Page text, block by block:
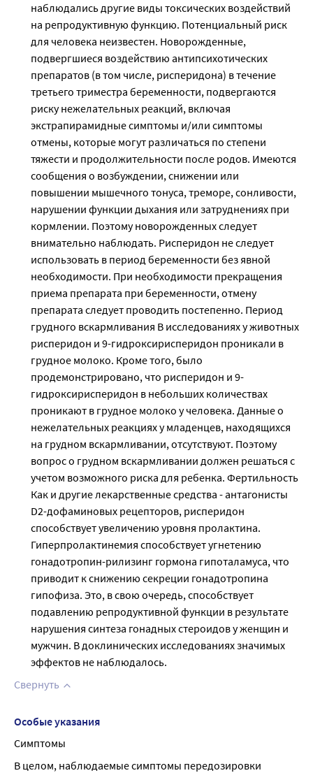
наблюдались другие виды токсических воздействий
на репродуктивную функцию. Потенциальный риск
для человека неизвестен. Новорожденные,
подвергшиеся воздействию антипсихотических
препаратов (в том числе, рисперидона) в течение
третьего триместра беременности, подвергаются
риску нежелательных реакций, включая
экстрапирамидные симптомы и/или симптомы
отмены, которые могут различаться по степени
тяжести и продолжительности после родов. Имеются
сообщения о возбуждении, снижении или
повышении мышечного тонуса, треморе, сонливости,
нарушении функции дыхания или затруднениях при
кормлении. Поэтому новорожденных следует
внимательно наблюдать. Рисперидон не следует
использовать в период беременности без явной
необходимости. При необходимости прекращения
приема препарата при беременности, отмену
препарата следует проводить постепенно. Период
грудного вскармливания В исследованиях у животных
рисперидон и 9-гидроксирисперидон проникали в
грудное молоко. Кроме того, было
продемонстрировано, что рисперидон и 9-
гидроксирисперидон в небольших количествах
проникают в грудное молоко у человека. Данные о
нежелательных реакциях у младенцев, находящихся
на грудном вскармливании, отсутствуют. Поэтому
вопрос о грудном вскармливании должен решаться с
учетом возможного риска для ребенка. Фертильность
Как и другие лекарственные средства - антагонисты
D2-дофаминовых рецепторов, рисперидон
способствует увеличению уровня пролактина.
Гиперпролактинемия способствует угнетению
гонадотропин-рилизинг гормона гипоталамуса, что
приводит к снижению секреции гонадотропина
гипофиза. Это, в свою очередь, способствует
подавлению репродуктивной функции в результате
нарушения синтеза гонадных стероидов у женщин и
мужчин. В доклинических исследованиях значимых
эффектов не наблюдалось.
Свернуть
Особые указания
Симптомы
В целом, наблюдаемые симптомы передозировки